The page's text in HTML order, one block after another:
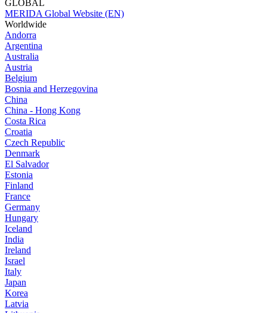
GLOBAL
MERIDA Global Website (EN)
Worldwide
Andorra
Argentina
Australia
Austria
Belgium
Bosnia and Herzegovina
China
China - Hong Kong
Costa Rica
Croatia
Czech Republic
Denmark
El Salvador
Estonia
Finland
France
Germany
Hungary
Iceland
India
Ireland
Israel
Italy
Japan
Korea
Latvia